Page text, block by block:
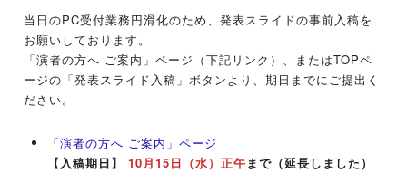
当日のPC受付業務円滑化のため、発表スライドの事前入稿を
お願いしております。
「演者の方へ ご案内」ページ（下記リンク）、またはTOPペ
ージの「発表スライド入稿」ボタンより、期日までにご提出く
ださい。
「演者の方へ ご案内」ページ
【入稿期日】 10月15日（水）正午まで（延長しました）